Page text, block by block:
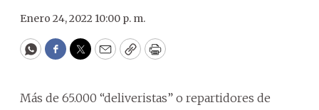
Enero 24, 2022 10:00 p. m.
WhatsApp
Facebook
Twitter
EmailCopyPrint
Más de 65.000 “deliveristas” o repartidores de